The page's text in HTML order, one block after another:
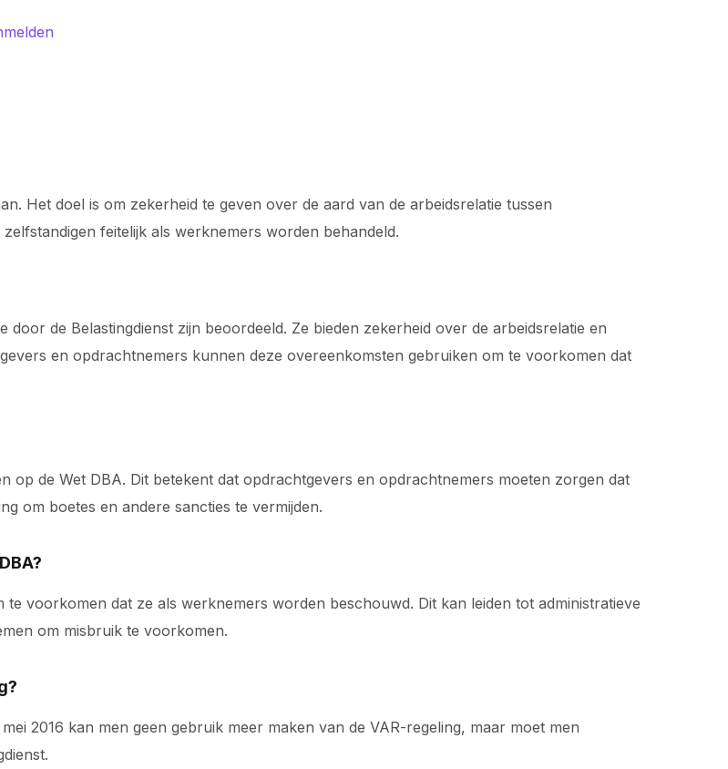
Het doel is om zekerheid te geven over de aard van de arbeidsrelatie tussen
feitelijk als werknemers worden behandeld.
de Belastingdienst zijn beoordeeld. Ze bieden zekerheid over de arbeidsrelatie en
en opdrachtnemers kunnen deze overeenkomsten gebruiken om te voorkomen dat
op de Wet DBA. Dit betekent dat opdrachtgevers en opdrachtnemers moeten zorgen dat
om boetes en andere sancties te vermijden.
voorkomen dat ze als werknemers worden beschouwd. Dit kan leiden tot administratieve
om misbruik te voorkomen.
2016 kan men geen gebruik meer maken van de VAR-regeling, maar moet men